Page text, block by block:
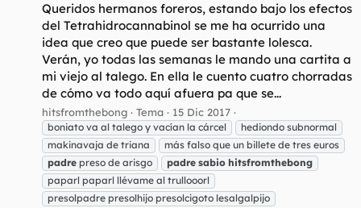
Queridos hermanos foreros, estando bajo los efectos
del Tetrahidrocannabinol se me ha ocurrido una
idea que creo que puede ser bastante lolesca.
Verán, yo todas las semanas le mando una cartita a
mi viejo al talego. En ella le cuento cuatro chorradas
de cómo va todo aquí afuera pa que se...
hitsfromthebong Tema 15 Dic 2017
boniato va al talego y vacían la cárcel
hediondo subnormal
makinavaja de triana
más falso que un billete de tres euros
padre preso de arisgo padre sabio hitsfromthebong
paparl paparl llévame al trullooorl
presolpadre presolhijo presolcigoto lesalgalpijo